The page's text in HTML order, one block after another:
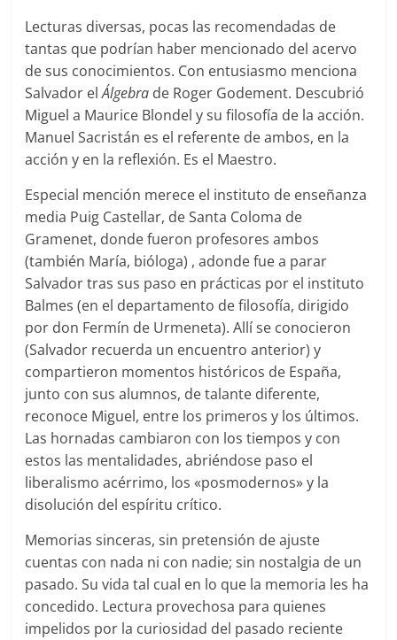
Lecturas diversas, pocas las recomendadas de
tantas que podrían haber mencionado del acervo
de sus conocimientos. Con entusiasmo menciona
Salvador elÁlgebra de Roger Godement. Descubrió
Miguel a Maurice Blondel y su filosofía de la acción.
Manuel Sacristán es el referente de ambos, en la
acción y en la reflexión. Es el Maestro.
Especial mención merece el instituto de enseñanza
media Puig Castellar, de Santa Coloma de
Gramenet, donde fueron profesores ambos
(también María, bióloga) , adonde fue a parar
Salvador tras sus paso en prácticas por el instituto
Balmes (en el departamento de filosofía, dirigido
por don Fermín de Urmeneta). Allí se conocieron
(Salvador recuerda un encuentro anterior) y
compartieron momentos históricos de España,
junto con sus alumnos, de talante diferente,
reconoce Miguel, entre los primeros y los últimos.
Las hornadas cambiaron con los tiempos y con
estos las mentalidades, abriéndose paso el
liberalismo acérrimo, los «posmodernos» y la
disolución del espíritu crítico.
Memorias sinceras, sin pretensión de ajuste
cuentas con nada ni con nadie; sin nostalgia de un
pasado. Su vida tal cual en lo que la memoria les ha
concedido. Lectura provechosa para quienes
impelidos por la curiosidad del pasado reciente